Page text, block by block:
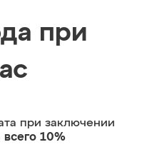
при
при заключении
всего 10%